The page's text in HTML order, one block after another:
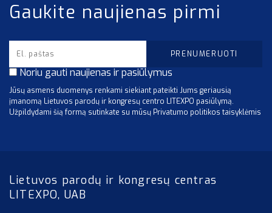
Gaukite naujienas pirmi
Noriu gauti naujienas ir pasiūlymus
Jūsų asmens duomenys renkami siekiant pateikti Jums geriausią
įmanomą Lietuvos parodų ir kongresų centro LITEXPO pasiūlymą.
Užpildydami šią formą sutinkate su mūsų Privatumo politikos taisyklėmis
Lietuvos parodų ir kongresų centras
LITEXPO, UAB